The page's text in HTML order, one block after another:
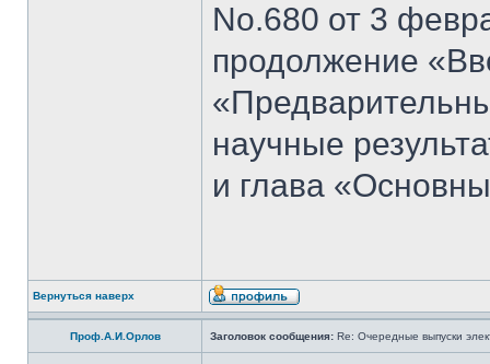
No.680 от 3
продолжение
научные
и глава
Вернуться наверх
Проф.А.И.Орлов Заголовок сообщения: Re: Очередные выпуски